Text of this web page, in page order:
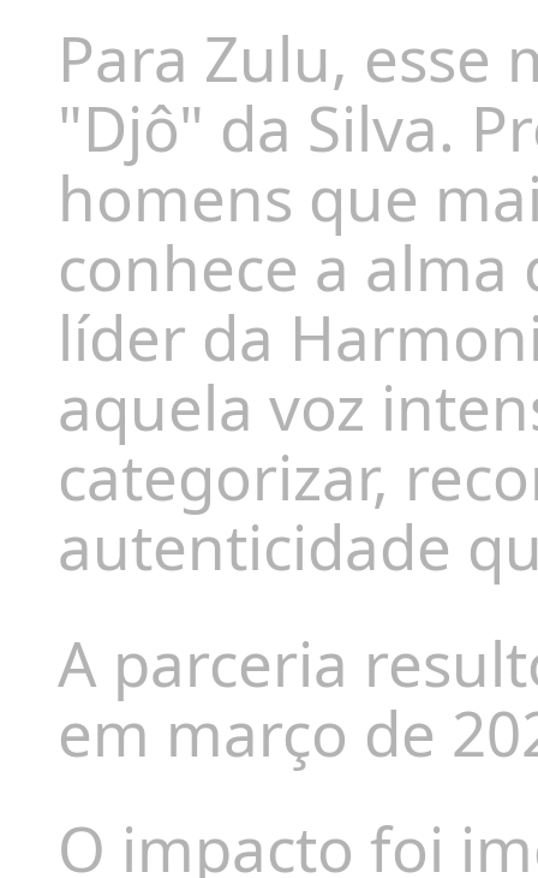
Para Zulu, esse
"Djô" da Silva.
homens que
conhece a
líder da
aquela voz
categorizar,
autenticidade
A parceria
em março de
O impacto foi